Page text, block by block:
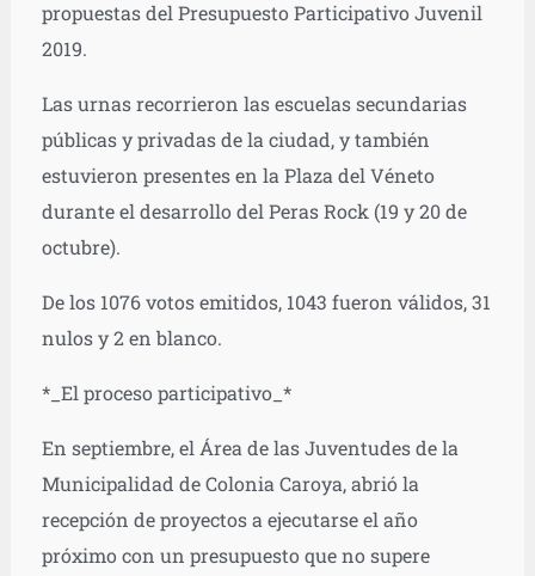
propuestas del Presupuesto Participativo Juvenil
2019.
Las urnas recorrieron las escuelas secundarias
públicas y privadas de la ciudad, y también
estuvieron presentes en la Plaza del Véneto
durante el desarrollo del Peras Rock (19 y 20 de
octubre).
De los 1076 votos emitidos, 1043 fueron válidos, 31
nulos y 2 en blanco.
*_El proceso participativo_*
En septiembre, el Área de las Juventudes de la
Municipalidad de Colonia Caroya, abrió la
recepción de proyectos a ejecutarse el año
próximo con un presupuesto que no supere